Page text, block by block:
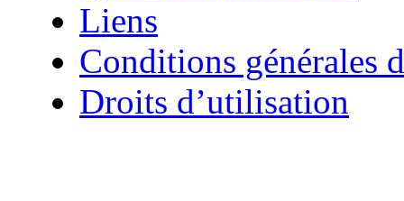
Liens
Conditions générales
Droits d’utilisation